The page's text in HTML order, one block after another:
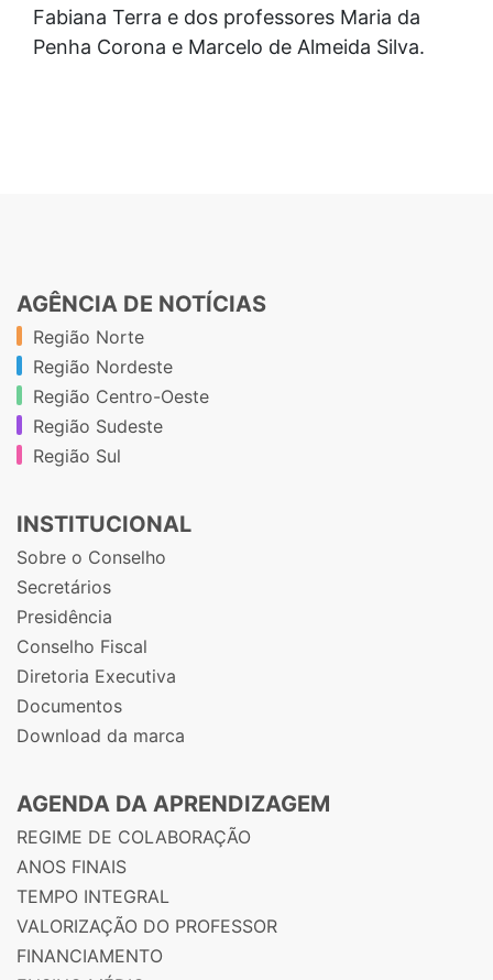
Fabiana Terra e dos professores Maria da
Penha Corona e Marcelo de Almeida Silva.
AGÊNCIA DE NOTÍCIAS
Região Norte
Região Nordeste
Região Centro-Oeste
Região Sudeste
Região Sul
INSTITUCIONAL
Sobre o Conselho
Secretários
Presidência
Conselho Fiscal
Diretoria Executiva
Documentos
Download da marca
AGENDA DA APRENDIZAGEM
REGIME DE COLABORAÇÃO
ANOS FINAIS
TEMPO INTEGRAL
VALORIZAÇÃO DO PROFESSOR
FINANCIAMENTO